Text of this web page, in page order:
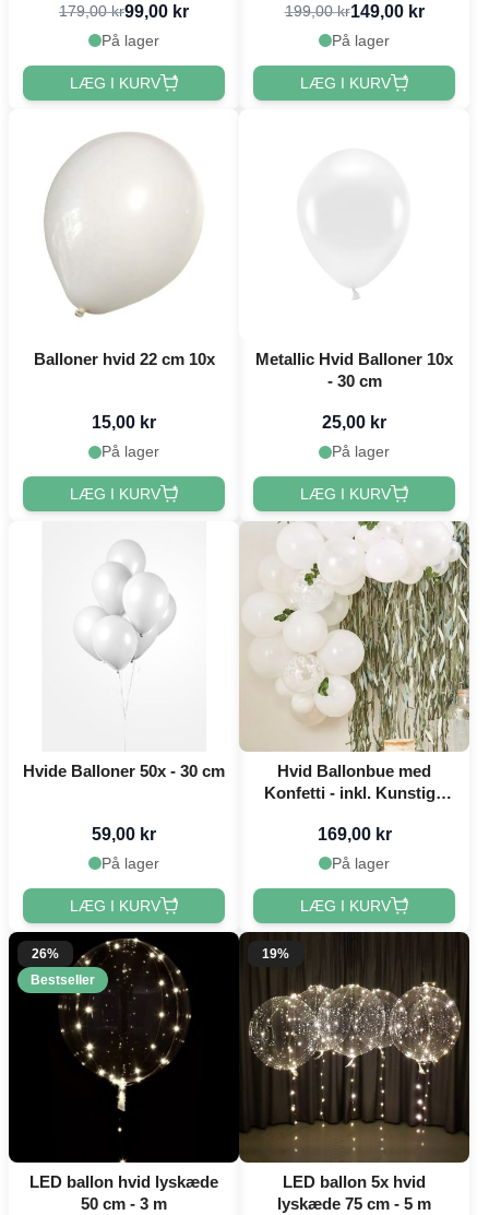
179,00 kr99,00 kr
På lager
LÆG I KURV
199,00 kr149,00 kr
På lager
LÆG I KURV
Balloner hvid 22 cm 10x
15,00 kr
På lager
LÆG I KURV
Metallic Hvid Balloner 10x
- 30 cm
25,00 kr
På lager
LÆG I KURV
Hvide Balloner 50x - 30 cm
59,00 kr
På lager
LÆG I KURV
Hvid Ballonbue med
Konfetti - inkl. Kunstige
169,00 kr
På lager
LÆG I KURV
26%
Bestseller
LED ballon hvid lyskæde
50 cm - 3 m
19%
LED ballon 5x hvid
lyskæde 75 cm - 5 m